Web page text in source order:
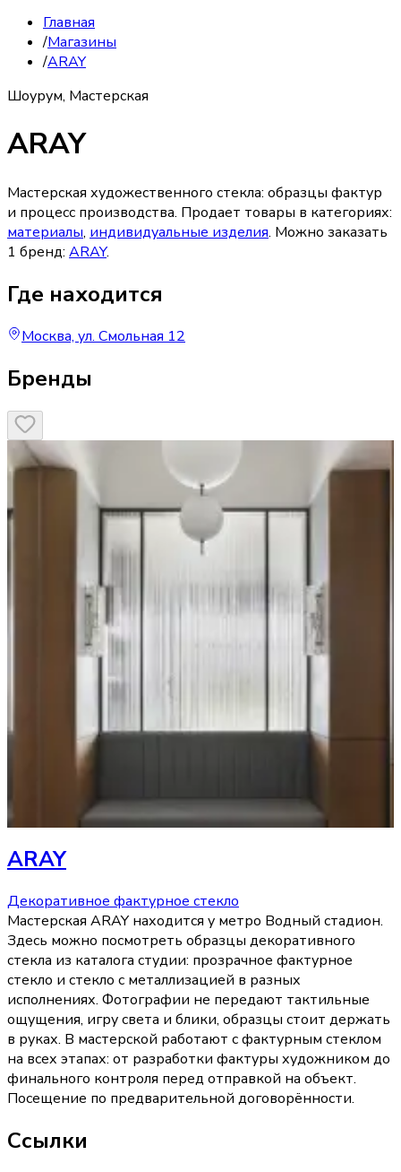
Главная
/Магазины
/ARAY
Шоурум, Мастерская
ARAY
Мастерская художественного стекла: образцы фактур
и процесс производства. Продает товары в категориях:
материалы, индивидуальные изделия. Можно заказать
1 бренд: ARAY.
Где находится
Москва, ул. Смольная 12
Бренды
ARAY
Декоративное фактурное стекло
Мастерская ARAY находится у метро Водный стадион.
Здесь можно посмотреть образцы декоративного
стекла из каталога студии: прозрачное фактурное
стекло и стекло с металлизацией в разных
исполнениях. Фотографии не передают тактильные
ощущения, игру света и блики, образцы стоит держать
в руках. В мастерской работают с фактурным стеклом
на всех этапах: от разработки фактуры художником до
финального контроля перед отправкой на объект.
Посещение по предварительной договорённости.
Ссылки